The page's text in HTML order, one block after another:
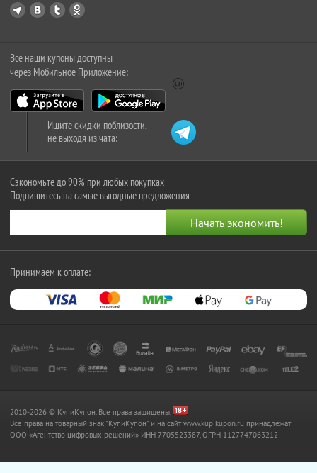
Все наши купоны доступны
через Мобильное Приложение:
Ищите скидки поблизости,
не выходя из чата:
Сэкономьте до 90% при любых покупках
Подпишитесь на самые выгодные предложения
Принимаем к оплате:
2010-2026 © КупиКупон. Все права защищены.
Все права на товарный знак "КупиКупон" и на сайт www.kupikupon.ru принадлежат
OOO «Агентство цифровых решений» ИНН 7705523387, ОГРН 1127747063212